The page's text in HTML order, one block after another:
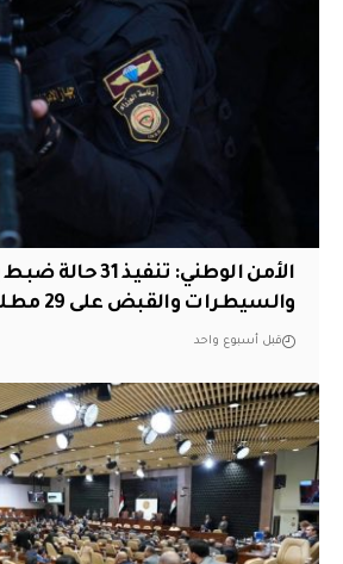
الأمن الوطني: تنفيذ
والسيطرات والقبض على 29 مطلوباً
قبل أسبوع واحد